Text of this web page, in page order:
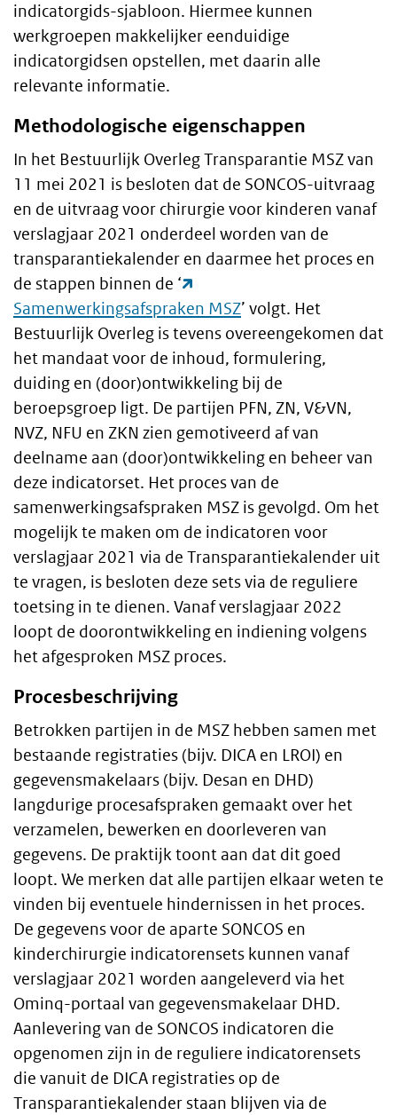
indicatorgids-sjabloon. Hiermee kunnen
werkgroepen makkelijker eenduidige
indicatorgidsen opstellen, met daarin alle
relevante informatie.
Methodologische eigenschappen
In het Bestuurlijk Overleg Transparantie MSZ van
11 mei 2021 is besloten dat de SONCOS-uitvraag
en de uitvraag voor chirurgie voor kinderen vanaf
verslagjaar 2021 onderdeel worden van de
transparantiekalender en daarmee het proces en
de stappen binnen de ‘
Samenwerkingsafspraken MSZ’ volgt. Het
Bestuurlijk Overleg is tevens overeengekomen dat
het mandaat voor de inhoud, formulering,
duiding en (door)ontwikkeling bij de
beroepsgroep ligt. De partijen PFN, ZN, V&VN,
NVZ, NFU en ZKN zien gemotiveerd af van
deelname aan (door)ontwikkeling en beheer van
deze indicatorset. Het proces van de
samenwerkingsafspraken MSZ is gevolgd. Om het
mogelijk te maken om de indicatoren voor
verslagjaar 2021 via de Transparantiekalender uit
te vragen, is besloten deze sets via de reguliere
toetsing in te dienen. Vanaf verslagjaar 2022
loopt de doorontwikkeling en indiening volgens
het afgesproken MSZ proces.
Procesbeschrijving
Betrokken partijen in de MSZ hebben samen met
bestaande registraties (bijv. DICA en LROI) en
gegevensmakelaars (bijv. Desan en DHD)
langdurige procesafspraken gemaakt over het
verzamelen, bewerken en doorleveren van
gegevens. De praktijk toont aan dat dit goed
loopt. We merken dat alle partijen elkaar weten te
vinden bij eventuele hindernissen in het proces.
De gegevens voor de aparte SONCOS en
kinderchirurgie indicatorensets kunnen vanaf
verslagjaar 2021 worden aangeleverd via het
Ominq-portaal van gegevensmakelaar DHD.
Aanlevering van de SONCOS indicatoren die
opgenomen zijn in de reguliere indicatorensets
die vanuit de DICA registraties op de
Transparantiekalender staan blijven via de